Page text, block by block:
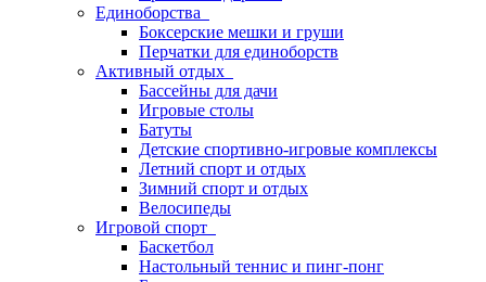
Единоборства
Боксерские мешки и груши
Перчатки для единоборств
Активный отдых
Бассейны для дачи
Игровые столы
Батуты
Детские спортивно-игровые комплексы
Летний спорт и отдых
Зимний спорт и отдых
Велосипеды
Игровой спорт
Баскетбол
Настольный теннис и пинг-понг